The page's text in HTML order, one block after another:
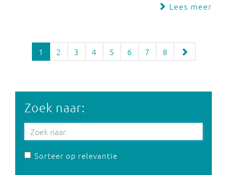
Lees meer
1 2 3 4 5 6 7 8
Zoek naar:
Sorteer op relevantie